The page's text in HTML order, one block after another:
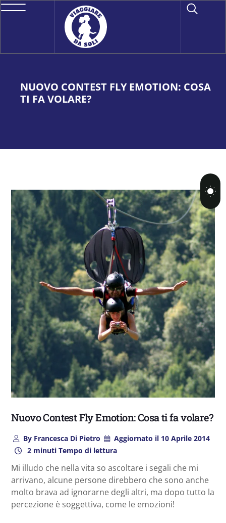
NUOVO CONTEST FLY EMOTION: COSA
TI FA VOLARE?
Nuovo Contest Fly Emotion: Cosa ti fa volare?
ByFrancesca Di Pietro Aggiornato il 10 Aprile 2014
2 minuti Tempo di lettura
Mi illudo che nella vita so ascoltare i segali che mi
arrivano, alcune persone direbbero che sono anche
molto brava ad ignorarne degli altri, ma dopo tutto la
percezione è soggettiva, come le emozioni!